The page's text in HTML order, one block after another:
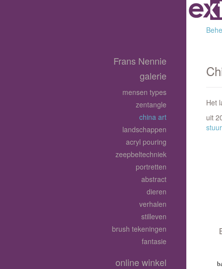
Het
uit
Frans Nennie
galerie
mensen types
zentangle
china art
landschappen
acryl pouring
zeepbeltechniek
portretten
abstract
dieren
verhalen
stilleven
brush tekeningen
fantasie
online winkel